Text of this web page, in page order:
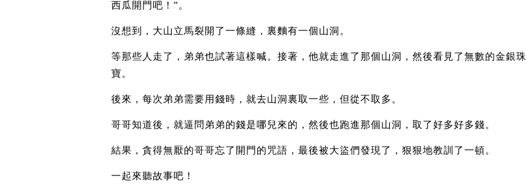
西瓜開門吧！”。
沒想到，大山立馬裂開了一條縫，裏麵有一個山洞。
等那些人走了，弟弟也試著這樣喊。接著，他就走進了那個山洞，然後看見了無數的金銀珠
寶。
後來，每次弟弟需要用錢時，就去山洞裏取一些，但從不取多。
哥哥知道後，就逼問弟弟的錢是哪兒來的，然後也跑進那個山洞，取了好多好多錢。
結果，貪得無厭的哥哥忘了開門的咒語，最後被大盜們發現了，狠狠地教訓了一頓。
一起來聽故事吧！